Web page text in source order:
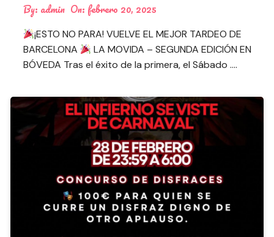
By: admin On: febrero 20, 2025
¡ESTO NO PARA! VUELVE EL MEJOR TARDEO DE
BARCELONA
LA MOVIDA – SEGUNDA EDICIÓN EN
BÓVEDA Tras el éxito de la primera, el Sábado ….